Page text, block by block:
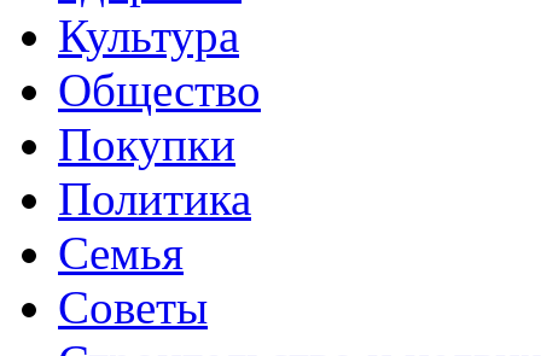
Культура
Общество
Покупки
Политика
Семья
Советы